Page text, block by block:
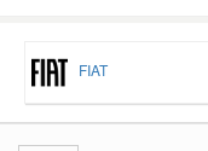
FIAT